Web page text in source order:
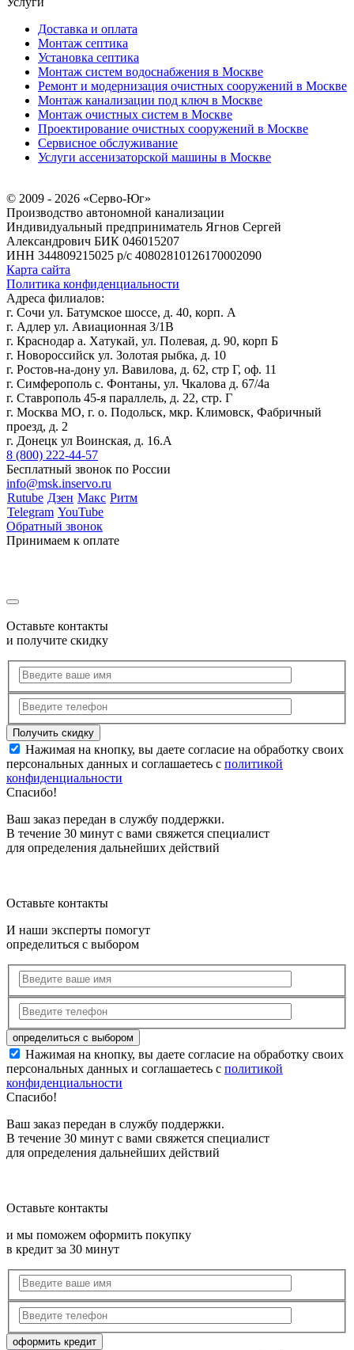
Доставка и оплата
Монтаж септика
Установка септика
Монтаж систем водоснабжения в Москве
Ремонт и модернизация очистных сооружений в Москве
Монтаж канализации под ключ в Москве
Монтаж очистных систем в Москве
Проектирование очистных сооружений в Москве
Сервисное обслуживание
Услуги ассенизаторской машины в Москве
© 2009 - 2026 «Серво-Юг»
Производство автономной канализации
Индивидуальный предприниматель Ягнов Сергей
Александрович БИК 046015207
ИНН 344809215025 р/с 40802810126170002090
Карта сайта
Политика конфиденциальности
Адреса филиалов:
г. Сочи ул. Батумское шоссе, д. 40, корп. А
г. Адлер ул. Авиационная 3/1В
г. Краснодар а. Хатукай, ул. Полевая, д. 90, корп Б
г. Новороссийск ул. Золотая рыбка, д. 10
г. Ростов-на-дону ул. Вавилова, д. 62, стр Г, оф. 11
г. Симферополь с. Фонтаны, ул. Чкалова д. 67/4а
г. Ставрополь 45-я параллель, д. 22, стр. Г
г. Москва МО, г. о. Подольск, мкр. Климовск, Фабричный
проезд, д. 2
г. Донецк ул Воинская, д. 16.А
8 (800) 222-44-57
Бесплатный звонок по России
info@msk.inservo.ru
Rutube Дзен Макс Ритм
Telegram YouTube
Обратный звонок
Принимаем к оплате
Оставьте контакты
и получите скидку
Нажимая на кнопку, вы даете согласие на обработку своих
персональных данных и соглашаетесь с политикой
конфиденциальности
Спасибо!
Ваш заказ передан в службу поддержки.
В течение 30 минут с вами свяжется специалист
для определения дальнейших действий
Оставьте контакты
И наши эксперты помогут
определиться с выбором
Нажимая на кнопку, вы даете согласие на обработку своих
персональных данных и соглашаетесь с политикой
конфиденциальности
Спасибо!
Ваш заказ передан в службу поддержки.
В течение 30 минут с вами свяжется специалист
для определения дальнейших действий
Оставьте контакты
и мы поможем оформить покупку
в кредит за 30 минут